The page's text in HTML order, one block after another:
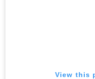
View this